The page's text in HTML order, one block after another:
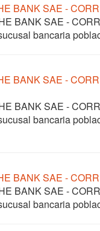
BANK SAE -
BANK SAE -
bancaria
BANK SAE -
BANK SAE -
bancaria
BANK SAE -
BANK SAE -
bancaria